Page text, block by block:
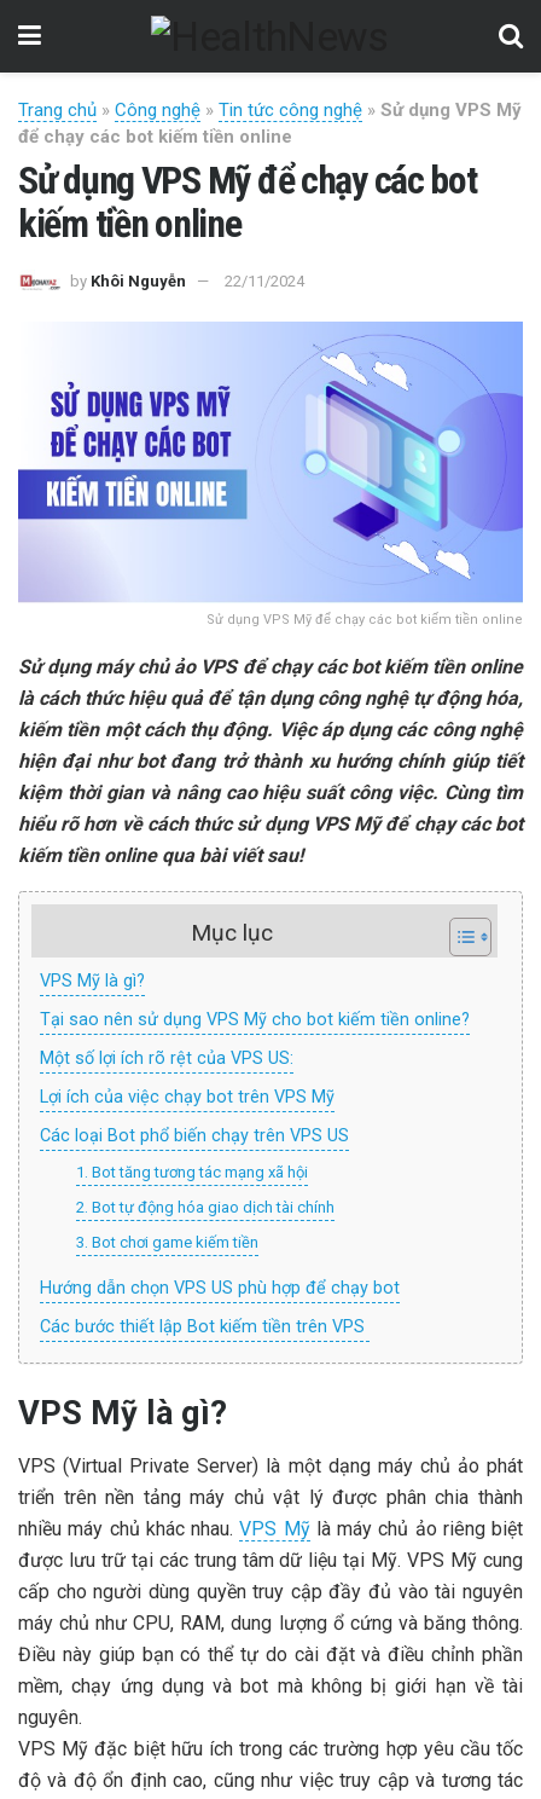
Trang chủ » Công nghệ » Tin tức công nghệ » Sử dụng VPS Mỹ
để chạy các bot kiếm tiền online
Sử dụng VPS Mỹ để chạy các bot
kiếm tiền online
by Khôi Nguyễn 22/11/2024
Sử dụng VPS Mỹ để chạy các bot kiếm tiền online
Sử dụng máy chủ ảo VPS để chạy các bot kiếm tiền online
là cách thức hiệu quả để tận dụng công nghệ tự động hóa,
kiếm tiền một cách thụ động. Việc áp dụng các công nghệ
hiện đại như bot đang trở thành xu hướng chính giúp tiết
kiệm thời gian và nâng cao hiệu suất công việc. Cùng tìm
hiểu rõ hơn về cách thức sử dụng VPS Mỹ để chạy các bot
kiếm tiền online qua bài viết sau!
Mục lục
VPS Mỹ là gì?
Tại sao nên sử dụng VPS Mỹ cho bot kiếm tiền online?
Một số lợi ích rõ rệt của VPS US:
Lợi ích của việc chạy bot trên VPS Mỹ
Các loại Bot phổ biến chạy trên VPS US
1. Bot tăng tương tác mạng xã hội
2. Bot tự động hóa giao dịch tài chính
3. Bot chơi game kiếm tiền
Hướng dẫn chọn VPS US phù hợp để chạy bot
Các bước thiết lập Bot kiếm tiền trên VPS
VPS Mỹ là gì?
VPS (Virtual Private Server) là một dạng máy chủ ảo phát
triển trên nền tảng máy chủ vật lý được phân chia thành
nhiều máy chủ khác nhau.VPS Mỹlà máy chủ ảo riêng biệt
được lưu trữ tại các trung tâm dữ liệu tại Mỹ. VPS Mỹ cung
cấp cho người dùng quyền truy cập đầy đủ vào tài nguyên
máy chủ như CPU, RAM, dung lượng ổ cứng và băng thông.
Điều này giúp bạn có thể tự do cài đặt và điều chỉnh phần
mềm, chạy ứng dụng và bot mà không bị giới hạn về tài
nguyên.
VPS Mỹ đặc biệt hữu ích trong các trường hợp yêu cầu tốc
độ và độ ổn định cao, cũng như việc truy cập và tương tác